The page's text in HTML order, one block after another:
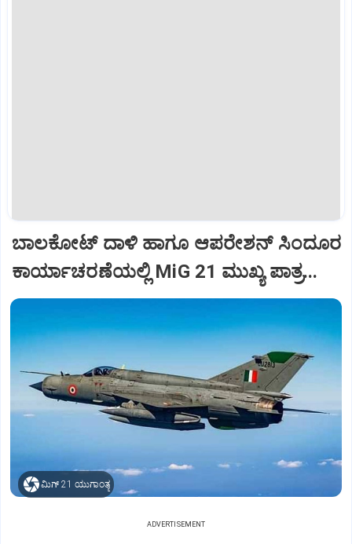
ಬಾಲಕೋಟ್‌ ದಾಳಿ ಹಾಗೂ ಆಪರೇಶನ್‌ ಸಿಂದೂರ
ಕಾರ್ಯಾಚರಣೆಯಲ್ಲಿ MiG 21 ಮುಖ್ಯ ಪಾತ್ರ...
ಮಿಗ್‌ 21 ಯುಗಾಂತ್ಯ
ADVERTISEMENT